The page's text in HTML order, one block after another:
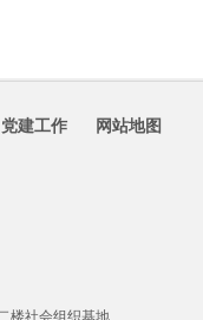
党建工作 网站地图